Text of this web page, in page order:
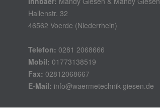
Hallenstr. 32
46562 Voerde (Niederrhein)
Telefon: 0281 2068666
Mobil: 01773138519
Fax: 02812068667
E-Mail: info@waermetechnik-giesen.de